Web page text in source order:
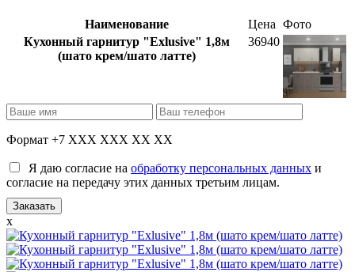
Наименование Цена Фото
Кухонный гарнитур "Exlusive" 1,8м
(шато крем/шато латте)
36940
Формат +7 XXX XXX XX XX
Я даю согласие на обработку персональных данных и
согласие на передачу этих данных третьим лицам.
x